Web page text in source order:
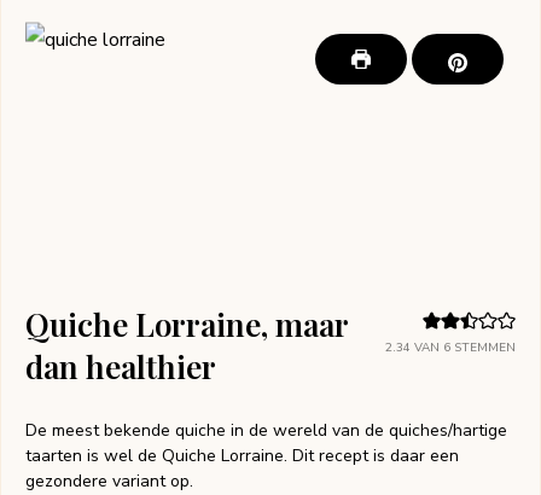
2.34 VAN 6 STEMMEN
Quiche Lorraine, maar
dan healthier
De meest bekende quiche in de wereld van de quiches/hartige
taarten is wel de Quiche Lorraine. Dit recept is daar een
gezondere variant op.